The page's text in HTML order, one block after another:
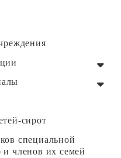
сирот
специальной
членов их семей